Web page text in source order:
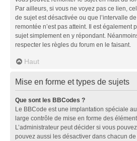
Par ailleurs, si vous ne voyez pas ce lien,
de sujet est désactivée ou que l’intervalle
remontée n’est pas atteint. Il est également
sujet simplement en y répondant.
respecter les règles du forum en le faisant.
Haut
Mise en forme et types de sujets
Que sont les BBCodes ?
Le BBCode est une implantation spéciale
large contrôle de mise en forme des
L’administrateur peut décider si vous
pouvez aussi les désactiver dans chacun